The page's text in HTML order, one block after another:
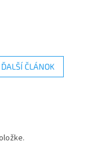
ĎALŠÍ ČLÁNOK